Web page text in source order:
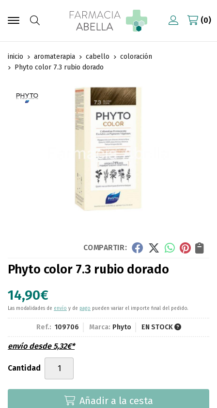
Buscar
0
inicio aromaterapia cabello
coloración
Phyto color 7.3 rubio dorado
COMPARTIR:
Phyto color 7.3 rubio dorado
14,90€
Las modalidades de envío y de pago pueden variar el importe final del pedido.
Ref.: 109706 Marca: Phyto EN STOCK
envío desde5,32€*
Cantidad
Añadir a la cesta